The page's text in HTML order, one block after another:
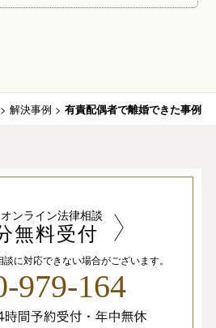
> 解決事例 > 有責配偶者で離婚できた事例
ンライン法律相談
無料受付
談に対応できない場合がございます。
979-164